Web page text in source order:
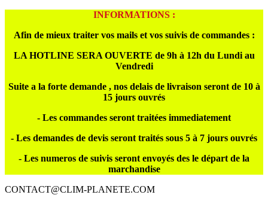
INFORMATIONS :
Afin de mieux traiter vos mails et vos suivis de commandes :
LA HOTLINE SERA OUVERTE de 9h à 12h du Lundi au
Vendredi
Suite a la forte demande , nos delais de livraison seront de 10 à
15 jours ouvrés
- Les commandes seront traitées immediatement
- Les demandes de devis seront traités sous 5 à 7 jours ouvrés
- Les numeros de suivis seront envoyés des le départ de la
marchandise
CONTACT@CLIM-PLANETE.COM